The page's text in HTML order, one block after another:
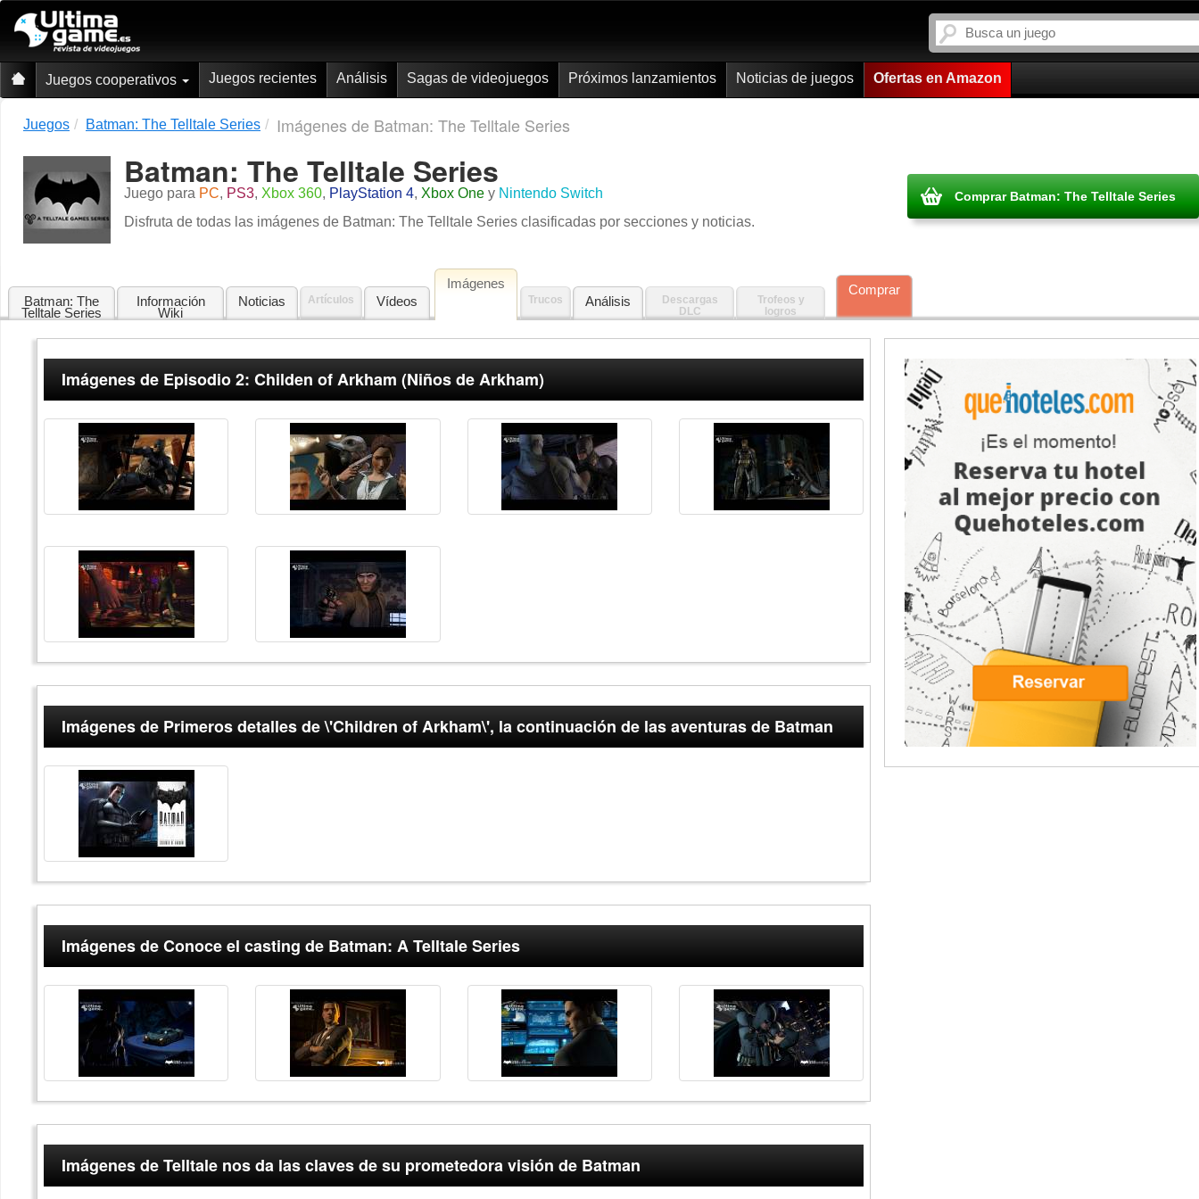
Juegos cooperativos Juegos recientes Análisis Sagas de videojuegos Próximos lanzamientos Noticias de juegos Ofertas en Amazon
Juegos Batman: The Telltale Series Imágenes de Batman: The Telltale Series
Batman: The Telltale Series
Juego para PC, PS3, Xbox 360, PlayStation 4, Xbox Oney Nintendo Switch
Disfruta de todas las imágenes de Batman: The Telltale Series clasificadas por secciones y noticias.
Comprar Batman: The Telltale Series
Batman: The
Telltale Series
Información
Wiki
Noticias Artículos Vídeos
Imágenes
Trucos Análisis
Descargas
DLC
Trofeos y
logros
Comprar
Imágenes de Episodio 2: Childen of Arkham (Niños de Arkham)
Imágenes de Primeros detalles de \'Children of Arkham\', la continuación de las aventuras de Batman
Imágenes de Conoce el casting de Batman: A Telltale Series
Imágenes de Telltale nos da las claves de su prometedora visión de Batman